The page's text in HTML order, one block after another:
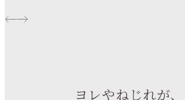
ヨレやねじれが